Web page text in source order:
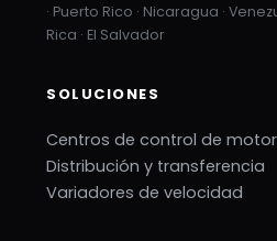
· Puerto Rico · Nicaragua ·
Rica · El Salvador
SOLUCIONES
Centros de control de
Distribución y transferencia
Variadores de velocidad